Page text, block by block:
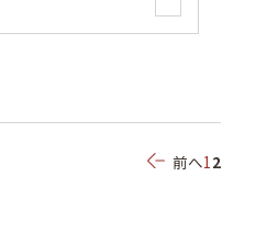
前へ12